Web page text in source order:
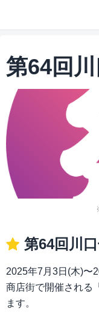
第64回
第64回川
2025年7月3日(木)〜
商店街で開催される
ます。